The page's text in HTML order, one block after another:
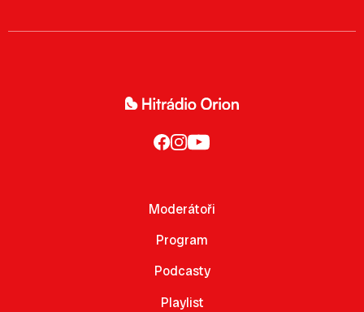
Moderátoři
Program
Podcasty
Playlist